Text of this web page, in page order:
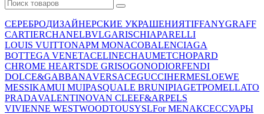
СЕРЕБРОДИЗАЙНЕРСКИЕ УКРАШЕНИЯTIFFANYGRAFF
CARTIERCHANELBVLGARISCHIAPARELLI
LOUIS VUITTONAPM MONACOBALENCIAGA
BOTTEGA VENETACELINECHAUMETCHOPARD
CHROME HEARTSDE GRISOGONODIORFENDI
DOLCE&GABBANAVERSACEGUCCIHERMESLOEWE
MESSIKAMUI MUIPASQUALE BRUNIPIAGETPOMELLATO
PRADAVALENTINOVAN CLEEF&ARPELS
VIVIENNE WESTWOODTOUSYSLFor MENАКСЕССУАРЫ